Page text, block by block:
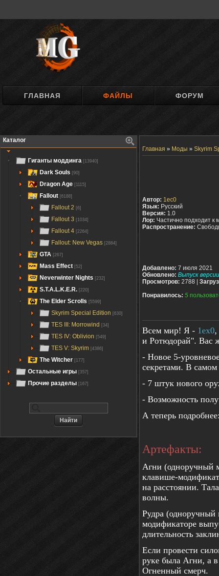
ГЛАВНАЯ ФАЙЛЫ ФОРУМ
Каталог
Гиганты моддинга [13940]
Dark Souls [90]
Dragon Age [1115]
Fallout [6188]
Fallout 2 [6]
Fallout 3 [1034]
Fallout 4 [2264]
Fallout: New Vegas [2884]
GTA [267]
Mass Effect [52]
Neverwinter Nights [232]
S.T.A.L.K.E.R. [220]
The Elder Scrolls [5599]
Skyrim Special Edition [630]
TES III: Morrowind [34]
TES IV: Oblivion [549]
TES V: Skyrim [4386]
The Witcher [177]
Остальные игры [357]
Прочие разделы [167]
Главная » Моды » Skyrim
Автор: 1ec0
Язык: Русский
Версия: 1.0
Лор: Частично подходит к
Распространение:
Добавлено: 7 июля 2021
Обновлено: Выпуск
Просмотров: 2788 |
Понравилось: 5
Всем мир! Я - 1ex0,
и Ротюдорай". Вас
- Новое 5-
секретами. В
- 7 штук нового
- Возможность
А теперь
Артефакты:
Агни (одноручный
клавише-
на расстоянии.
волны.
Рудра (одноручный
модификаторе
длительность
Если провести
руке была Агни, а в
Огненный смерч.